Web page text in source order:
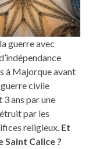
guerre avec
à Majorque avant
civile
ans par une
par les
religieux. Et
Saint Calice ?